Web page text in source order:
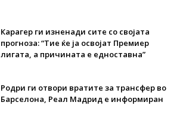
Карагер ги изненади сите со својата
прогноза: “Тие ќе ја освојат Премиер
лигата, а причината е едноставна”
Родри ги отвори вратите за трансфер во
Барселона, Реал Мадрид е информиран